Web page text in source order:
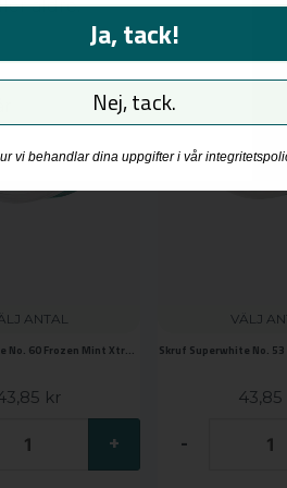
ANTAL
Skruf Superwhite No. 60 Frozen Mint Xtra Strong
kr
+
VÄLJ
Skruf Superwhite No.
43,85
-
äldre.
Ja, tack!
Nej, tack.
vi behandlar dina uppgifter i vår